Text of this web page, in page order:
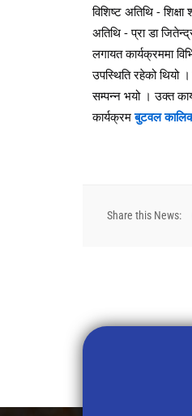
विशिष्ट अतिथि -
अतिथि - प्रा डा
लगायत कार्यक्रममा
उपस्थिति रहेको थियो ।
सम्पन्न भयो । उक्त
कार्यक्रमबुटवल
Share this News: